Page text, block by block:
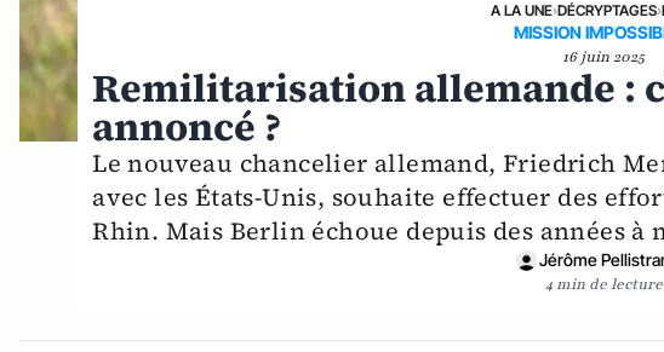
A LA UNE›DÉCRYPTAGES›
MISSION
16 juin 2025
Remilitarisation allemande :
annoncé ?
Le nouveau chancelier allemand, Friedrich
avec les États-Unis, souhaite effectuer des
Rhin. Mais Berlin échoue depuis des années à
Jérôme
4 min de lecture